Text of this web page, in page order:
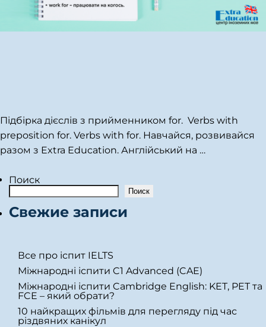
Підбірка дієслів з прийменником for. Verbs with
preposition for. Verbs with for. Навчайся, розвивайся
разом з Extra Education. Англійський на …
Поиск
Поиск
Свежие записи
Все про іспит IELTS
Міжнародні іспити C1 Advanced (CAE)
Міжнародні іспити Cambridge English: KET, PET та
FCE – який обрати?
10 найкращих фільмів для перегляду під час
різдвяних канікул